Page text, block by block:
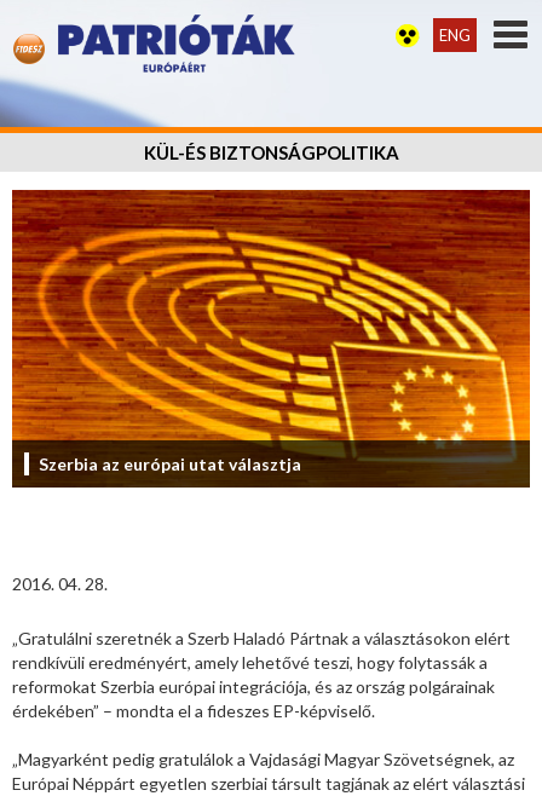
ENG
KÜL-ÉS BIZTONSÁGPOLITIKA
Szerbia az európai utat választja
2016. 04. 28.
„Gratulálni szeretnék a Szerb Haladó Pártnak a választásokon elért
rendkívüli eredményért, amely lehetővé teszi, hogy folytassák a
reformokat Szerbia európai integrációja, és az ország polgárainak
érdekében” – mondta el a fideszes EP-képviselő.
„Magyarként pedig gratulálok a Vajdasági Magyar Szövetségnek, az
Európai Néppárt egyetlen szerbiai társult tagjának az elért választási